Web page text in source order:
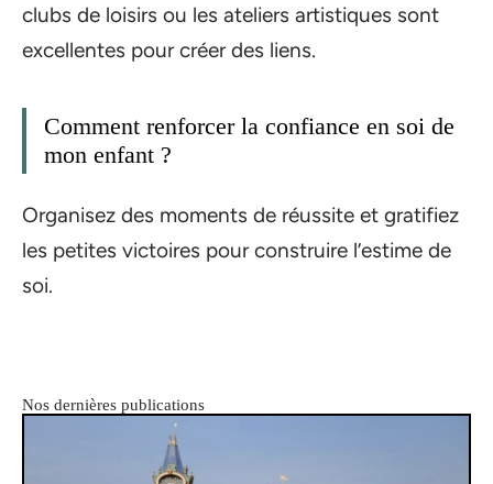
clubs de loisirs ou les ateliers artistiques sont
excellentes pour créer des liens.
Comment renforcer la confiance en soi de
mon enfant ?
Organisez des moments de réussite et gratifiez
les petites victoires pour construire l’estime de
soi.
Nos dernières publications